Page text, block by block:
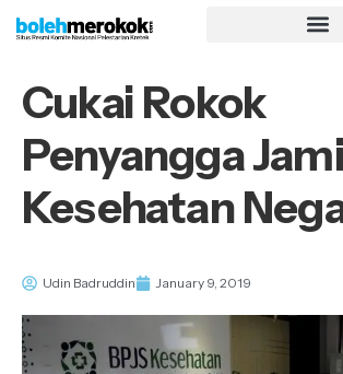
Cukai Rokok
Penyangga
Kesehatan
Udin Badruddin January 9, 2019